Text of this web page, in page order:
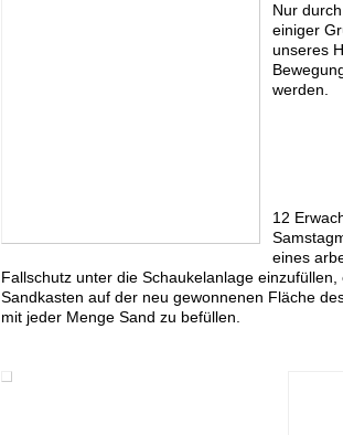
Nur
einiger
unseres
werden.
12
eines
Fallschutz unter die Schaukelanlage
Sandkasten auf der neu gewonnenen Fläche
mit jeder Menge Sand zu befüllen.